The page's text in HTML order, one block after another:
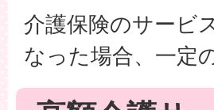
介護保険のサービ
なった場合、一定